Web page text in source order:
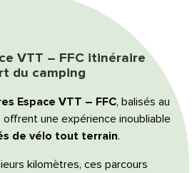
VTT – FFC itinéraire
du camping
Espace VTT – FFC, balisés au
une expérience inoubliable
de vélo tout terrain.
kilomètres, ces parcours